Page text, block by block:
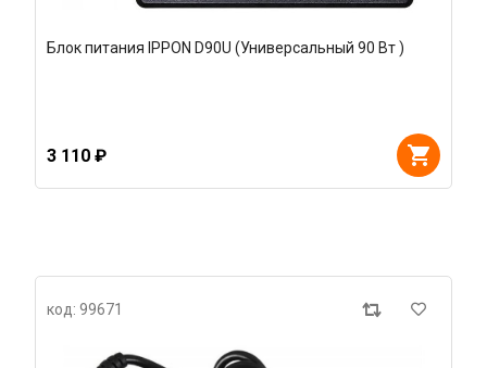
Блок питания IPPON D90U (Универсальный 90 Вт )
3 110 ₽
код: 99671